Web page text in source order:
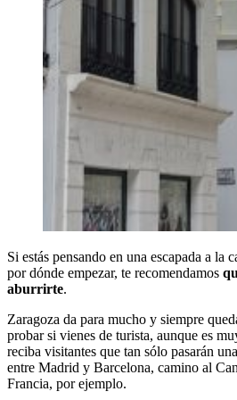
Si estás pensando en una escapada a la
por dónde empezar, te recomendamos
aburrirte.
Zaragoza da para mucho y siempre
probar si vienes de turista, aunque es
reciba visitantes que tan sólo pasarán
entre Madrid y Barcelona, camino al
Francia, por ejemplo.